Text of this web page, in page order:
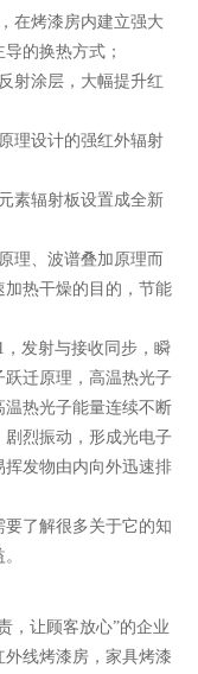
烤漆房内建立强大
的换热方式；
涂层，大幅提升红
理设计的强红外辐射
素辐射板设置成全新
理、波谱叠加原理而
热干燥的目的，节能
发射与接收同步，瞬
迁原理，高温热光子
热光子能量连续不断
烈振动，形成光电子
发物由内向外迅速排
了解很多关于它的知
，让顾客放心”的企业
线烤漆房，家具烤漆